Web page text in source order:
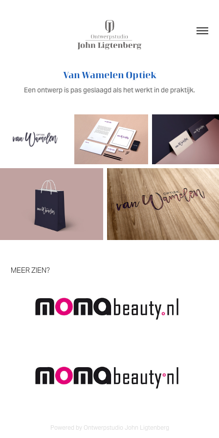
Van Wamelen Optiek
Een ontwerp is pas geslaagd als het werkt in de praktijk.
MEER ZIEN?
Powered by Ontwerpstudio John Ligtenberg